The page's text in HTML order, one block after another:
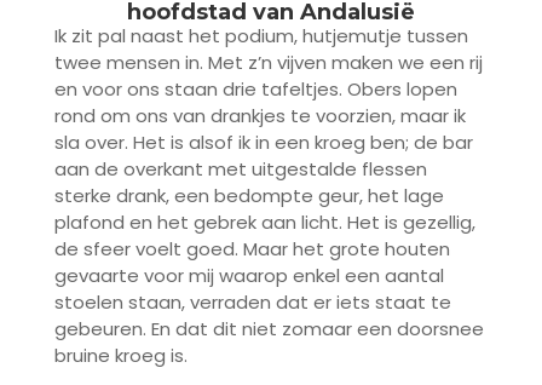
hoofdstad van Andalusië
Ik zit pal naast het podium, hutjemutje tussen
twee mensen in. Met z’n vijven maken we een rij
en voor ons staan drie tafeltjes. Obers lopen
rond om ons van drankjes te voorzien, maar ik
sla over. Het is alsof ik in een kroeg ben; de bar
aan de overkant met uitgestalde flessen
sterke drank, een bedompte geur, het lage
plafond en het gebrek aan licht. Het is gezellig,
de sfeer voelt goed. Maar het grote houten
gevaarte voor mij waarop enkel een aantal
stoelen staan, verraden dat er iets staat te
gebeuren. En dat dit niet zomaar een doorsnee
bruine kroeg is.